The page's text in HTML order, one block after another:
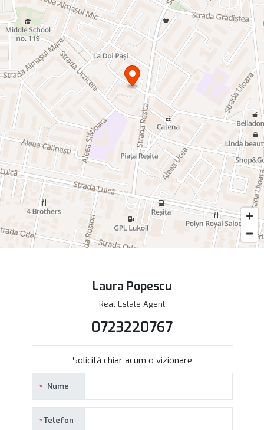
Laura Popescu
Real Estate Agent
0723220767
Solicită chiar acum o vizionare
Nume
Telefon